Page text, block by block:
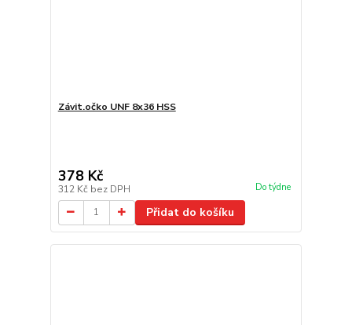
Závit.očko UNF 8x36 HSS
378 Kč
312 Kč bez DPH Do týdne
Přidat do košíku